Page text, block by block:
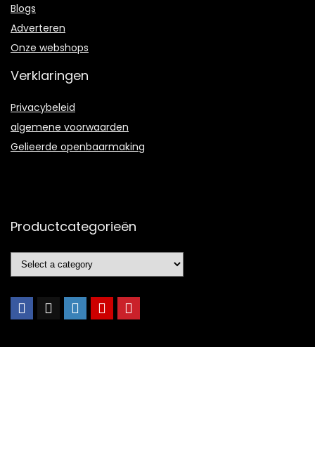
Blogs
Adverteren
Onze webshops
Verklaringen
Privacybeleid
algemene voorwaarden
Gelieerde openbaarmaking
Productcategorieën